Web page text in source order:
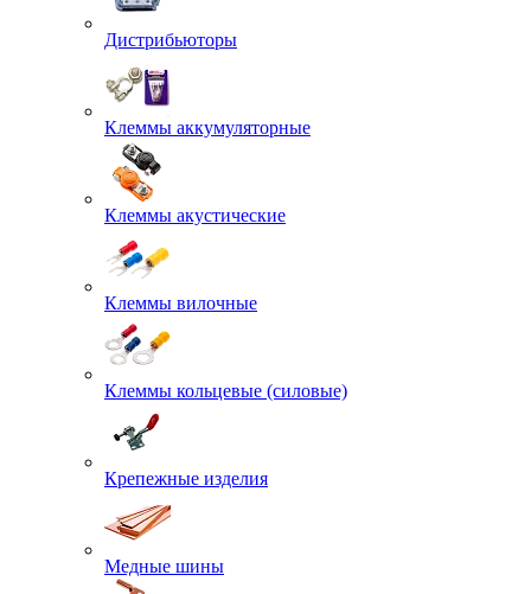
Дистрибьюторы
Клеммы аккумуляторные
Клеммы акустические
Клеммы вилочные
Клеммы кольцевые (силовые)
Крепежные изделия
Медные шины